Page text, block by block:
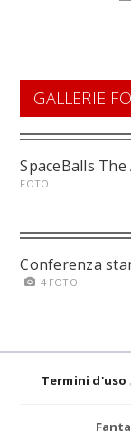
GALLERIE
SpaceBalls The
FOTO
Conferenza
4 FOTO
Termini d'uso